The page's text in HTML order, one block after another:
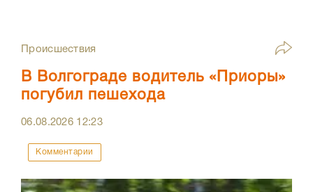
Происшествия
В Волгограде водитель «Приоры»
погубил пешехода
06.08.2026 12:23
Комментарии